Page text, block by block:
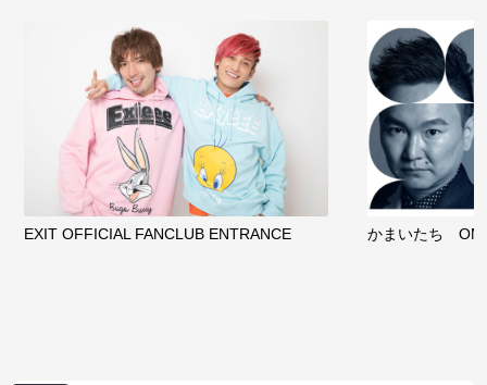
EXIT OFFICIAL FANCLUB ENTRANCE かまいたち